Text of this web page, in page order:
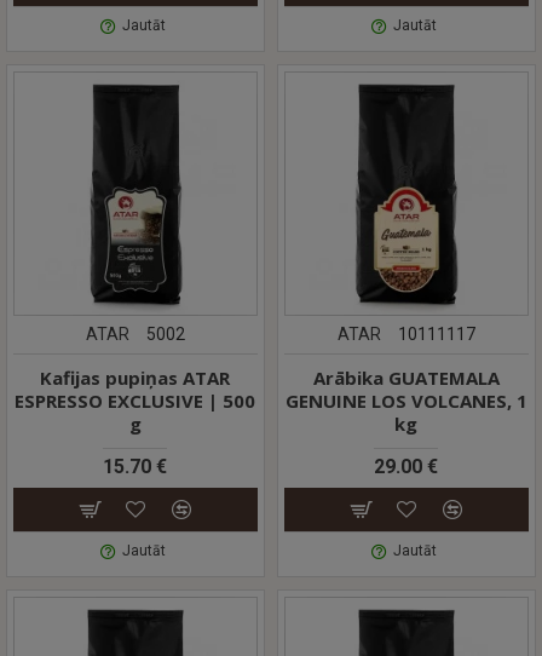
Jautāt Jautāt
ATAR 5002
Kafijas pupiņas ATAR
ESPRESSO EXCLUSIVE | 500
g
15.70 €
Jautāt
ATAR 10111117
Arābika GUATEMALA
GENUINE LOS VOLCANES, 1
kg
29.00 €
Jautāt